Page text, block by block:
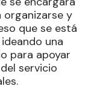
organizarse y
que se está
una
para apoyar
servicio